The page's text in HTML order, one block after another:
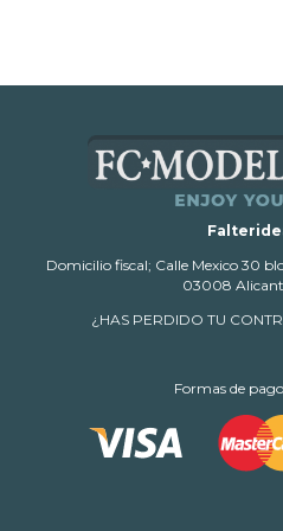
Domicilio fiscal; Calle Mexico 30
03008
¿HAS PERDIDO TU
Formas de